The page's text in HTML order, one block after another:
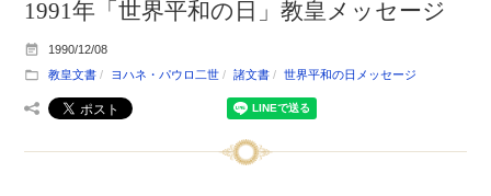
1991年「世界平和の日」教皇メッセージ
1990/12/08
教皇文書
ヨハネ・パウロ二世 諸文書 世界平和の日メッセージ